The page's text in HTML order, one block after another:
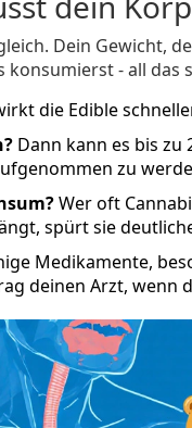
Dein Gewicht,
konsumierst - all das
die Edible
Dann kann es bis zu
zu
Wer oft
spürt sie
Medikamente,
deinen Arzt, wenn